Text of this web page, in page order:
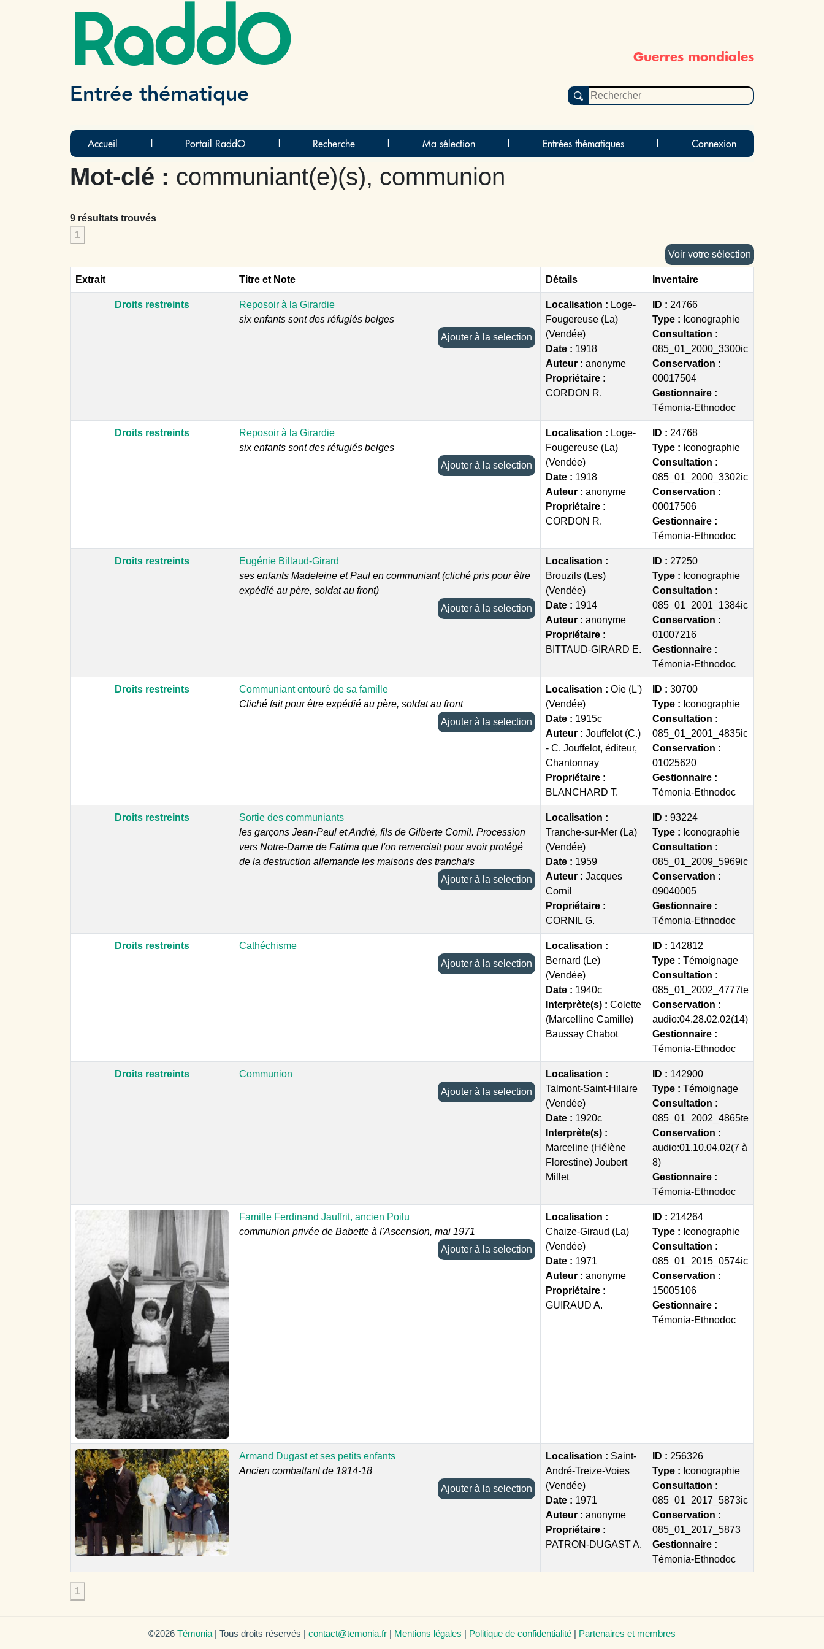
RaddO Guerres mondiales
Entrée thématique
Accueil Portail RaddO Recherche Ma sélection Entrées thématiques Connexion
Mot-clé : communiant(e)(s), communion
9 résultats trouvés
1
Voir votre sélection
Extrait Titre et Note Détails Inventaire
Droits restreints
Reposoir à la Girardie
six enfants sont des réfugiés belges
Ajouter à la selection
Localisation : Loge-
Fougereuse (La)
(Vendée)
Date : 1918
Auteur : anonyme
Propriétaire :
CORDON R.
ID : 24766
Type : Iconographie
Consultation :
085_01_2000_3300ic
Conservation :
00017504
Gestionnaire :
Témonia-Ethnodoc
Droits restreints
Reposoir à la Girardie
six enfants sont des réfugiés belges
Ajouter à la selection
Localisation : Loge-
Fougereuse (La)
(Vendée)
Date : 1918
Auteur : anonyme
Propriétaire :
CORDON R.
ID : 24768
Type : Iconographie
Consultation :
085_01_2000_3302ic
Conservation :
00017506
Gestionnaire :
Témonia-Ethnodoc
Droits restreints
Eugénie Billaud-Girard
ses enfants Madeleine et Paul en communiant (cliché pris pour être
expédié au père, soldat au front)
Ajouter à la selection
Localisation :
Brouzils (Les)
(Vendée)
Date : 1914
Auteur : anonyme
Propriétaire :
BITTAUD-GIRARD E.
ID : 27250
Type : Iconographie
Consultation :
085_01_2001_1384ic
Conservation :
01007216
Gestionnaire :
Témonia-Ethnodoc
Droits restreints
Communiant entouré de sa famille
Cliché fait pour être expédié au père, soldat au front
Ajouter à la selection
Localisation : Oie (L')
(Vendée)
Date : 1915c
Auteur : Jouffelot (C.)
- C. Jouffelot, éditeur,
Chantonnay
Propriétaire :
BLANCHARD T.
ID : 30700
Type : Iconographie
Consultation :
085_01_2001_4835ic
Conservation :
01025620
Gestionnaire :
Témonia-Ethnodoc
Droits restreints
Sortie des communiants
les garçons Jean-Paul et André, fils de Gilberte Cornil. Procession
vers Notre-Dame de Fatima que l'on remerciait pour avoir protégé
de la destruction allemande les maisons des tranchais
Ajouter à la selection
Localisation :
Tranche-sur-Mer (La)
(Vendée)
Date : 1959
Auteur : Jacques
Cornil
Propriétaire :
CORNIL G.
ID : 93224
Type : Iconographie
Consultation :
085_01_2009_5969ic
Conservation :
09040005
Gestionnaire :
Témonia-Ethnodoc
Droits restreints
Cathéchisme
Ajouter à la selection
Localisation :
Bernard (Le)
(Vendée)
Date : 1940c
Interprète(s) : Colette
(Marcelline Camille)
Baussay Chabot
ID : 142812
Type : Témoignage
Consultation :
085_01_2002_4777te
Conservation :
audio:04.28.02.02(14)
Gestionnaire :
Témonia-Ethnodoc
Droits restreints
Communion
Ajouter à la selection
Localisation :
Talmont-Saint-Hilaire
(Vendée)
Date : 1920c
Interprète(s) :
Marceline (Hélène
Florestine) Joubert
Millet
ID : 142900
Type : Témoignage
Consultation :
085_01_2002_4865te
Conservation :
audio:01.10.04.02(7 à
8)
Gestionnaire :
Témonia-Ethnodoc
Famille Ferdinand Jauffrit, ancien Poilu
communion privée de Babette à l'Ascension, mai 1971
Ajouter à la selection
Localisation :
Chaize-Giraud (La)
(Vendée)
Date : 1971
Auteur : anonyme
Propriétaire :
GUIRAUD A.
ID : 214264
Type : Iconographie
Consultation :
085_01_2015_0574ic
Conservation :
15005106
Gestionnaire :
Témonia-Ethnodoc
Armand Dugast et ses petits enfants
Ancien combattant de 1914-18
Ajouter à la selection
Localisation : Saint-
André-Treize-Voies
(Vendée)
Date : 1971
Auteur : anonyme
Propriétaire :
PATRON-DUGAST A.
ID : 256326
Type : Iconographie
Consultation :
085_01_2017_5873ic
Conservation :
085_01_2017_5873
Gestionnaire :
Témonia-Ethnodoc
1
©2026 Témonia | Tous droits réservés | contact@temonia.fr | Mentions légales | Politique de confidentialité | Partenaires et membres